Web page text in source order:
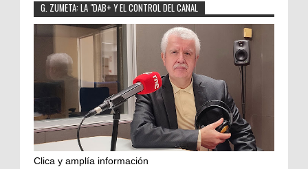
G. ZUMETA: LA "DAB+ Y EL CONTROL DEL CANAL
Clica y amplía información